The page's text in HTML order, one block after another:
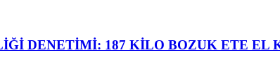
DENETİMİ: 187 KİLO BOZUK ETE EL